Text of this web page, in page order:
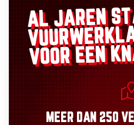
AL JAREN
VOOR EEN
MEER DAN 250